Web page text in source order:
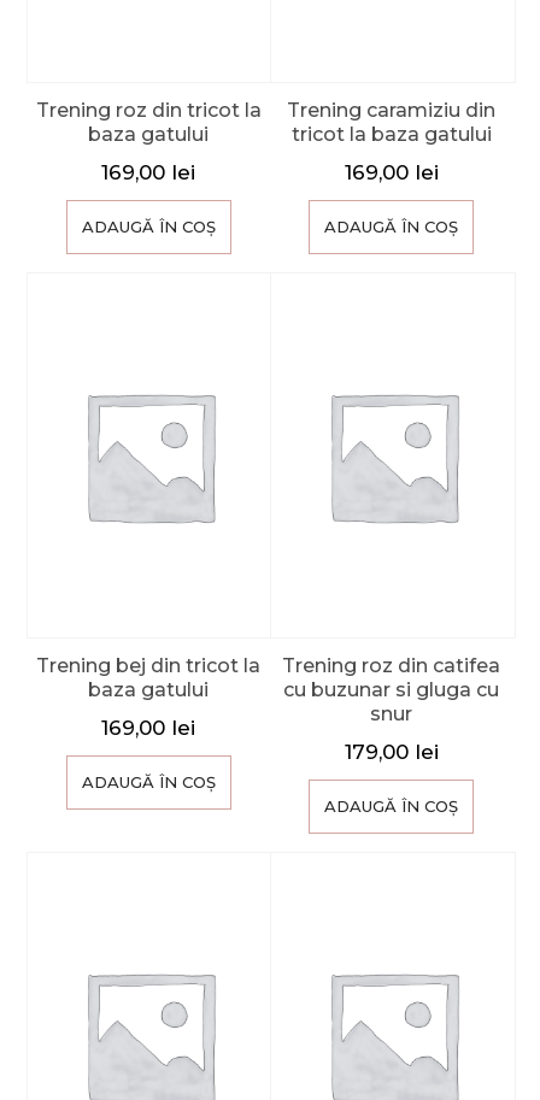
Trening roz din tricot la
baza gatului
169,00 lei
ADAUGĂ ÎN COȘ
Trening caramiziu din
tricot la baza gatului
169,00 lei
ADAUGĂ ÎN COȘ
Trening bej din tricot la
baza gatului
169,00 lei
ADAUGĂ ÎN COȘ
Trening roz din catifea
cu buzunar si gluga cu
snur
179,00 lei
ADAUGĂ ÎN COȘ